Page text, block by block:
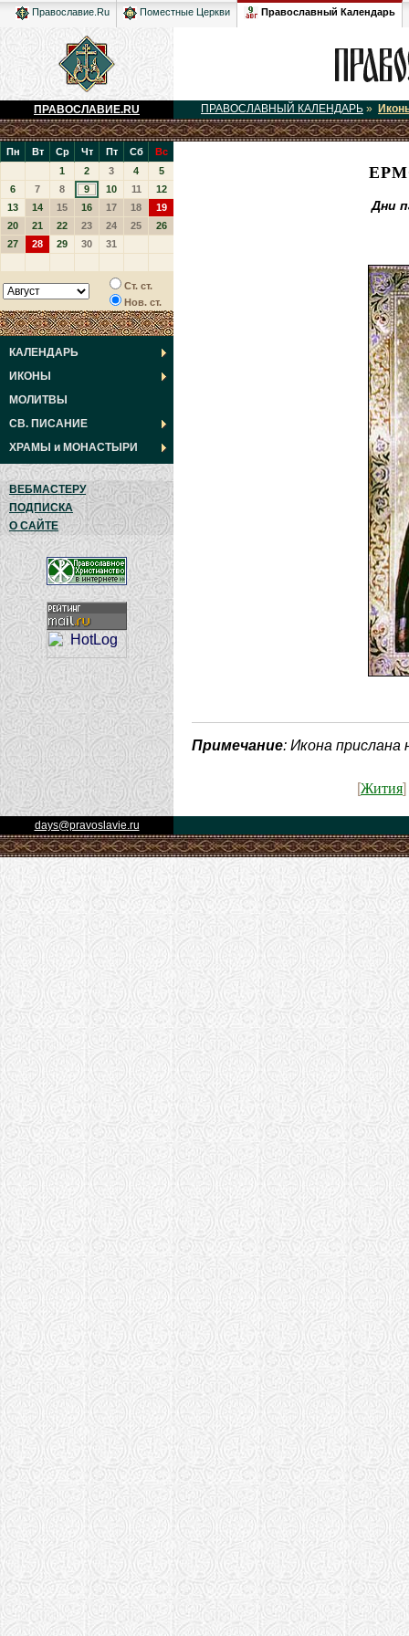
Православие.Ru Поместные Церкви Православный Календарь
ПРАВОСЛАВИЕ.RU ПРАВОСЛАВНЫЙ КАЛЕНДАРЬ »
Пн Вт Ср Чт Пт Сб
Вс
1
2 3 4
5
6
7 8 9 10 11
12
13
14 15 16 17 18
19
20
21 22 23 24 25
26
27
28 29 30 31
Ст. ст.
Нов. ст.
КАЛЕНДАРЬ
ИКОНЫ
МОЛИТВЫ
СВ. ПИСАНИЕ
ХРАМЫ и МОНАСТЫРИ
ВЕБМАСТЕРУ
ПОДПИСКА
О САЙТЕ
Дни
Примечание: Икона
[Жития
days@pravoslavie.ru